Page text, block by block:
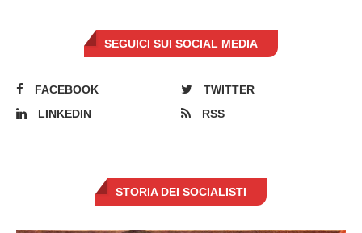
SEGUICI SUI SOCIAL MEDIA
FACEBOOK
TWITTER
LINKEDIN
RSS
STORIA DEI SOCIALISTI